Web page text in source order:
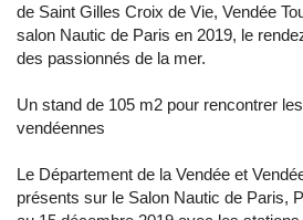
de Saint Gilles Croix de Vie, Vendée
salon Nautic de Paris en 2019, le
des passionnés de la mer.
Un stand de 105 m2 pour rencontrer
vendéennes
Le Département de la Vendée et
présents sur le Salon Nautic de Paris,